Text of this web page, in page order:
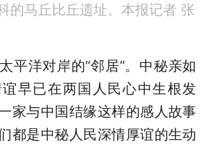
的马丘比丘遗址。本报记者 张
平洋对岸的“邻居”。中秘亲如
早已在两国人民心中生根发
家与中国结缘这样的感人故事
都是中秘人民深情厚谊的生动